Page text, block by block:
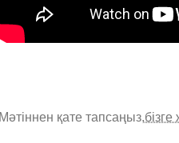
Мәтіннен қате тапсаңыз,